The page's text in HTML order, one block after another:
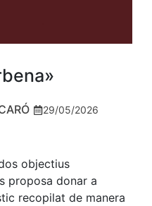
29/05/2026
objectius
proposa donar a
recopilat de manera